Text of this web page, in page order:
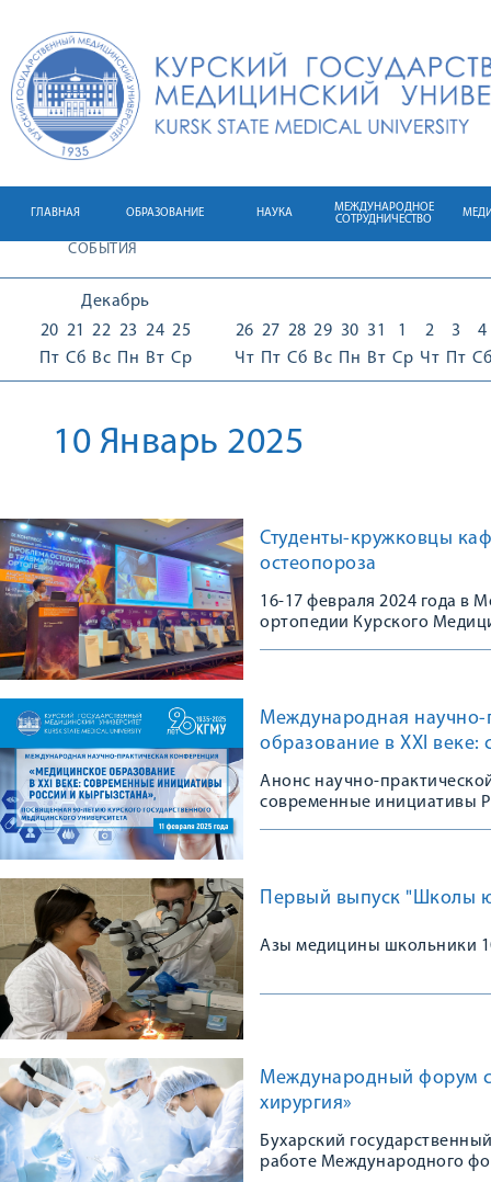
ГЛАВНАЯ ОБРАЗОВАНИЕ НАУКА
МЕЖДУНАРОДНОЕ
СОТРУДНИЧЕСТВО
СОБЫТИЯ
Декабрь
20
Пт
21
Сб
22
Вс
23
Пн
24
Вт
25
Ср
26
Чт
27
Пт
28
Сб
29
Вс
30
Пн
31
Вт
1
Ср
2
Чт
3
Пт
4
Сб
10 Январь 2025
Студенты-кружковцы
остеопороза
16-17 февраля 2024 года в
ортопедии Курского
Международная
образование в XXI
Анонс научно-
современные инициативы
Первый выпуск "Школы
Азы медицины школьники
Международный форум
хирургия»
Бухарский
работе Международного